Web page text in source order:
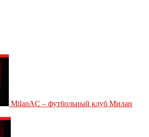
MilanAC – футбольный клуб Милан